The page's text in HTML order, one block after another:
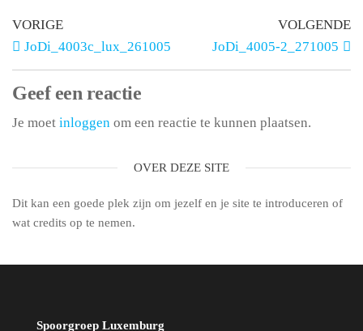
VORIGE
JoDi_4003c_lux_261005
VOLGENDE
JoDi_4005-2_271005
Geef een reactie
Je moet inloggen om een reactie te kunnen plaatsen.
OVER DEZE SITE
Dit kan een goede plek zijn om jezelf en je site te introduceren of
wat credits op te nemen.
Spoorgroep Luxemburg